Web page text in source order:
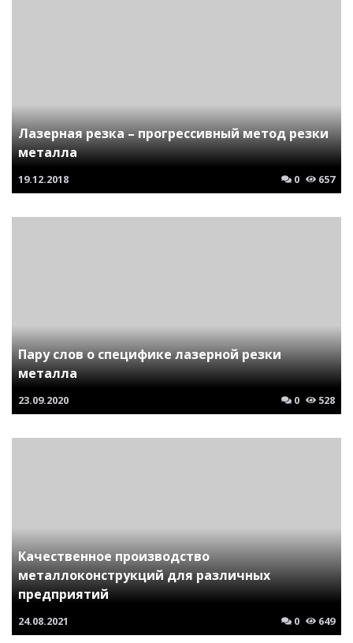
Лазерная резка – прогрессивный метод резки
металла
19.12.2018 0 657
Пару слов о специфике лазерной резки
металла
23.09.2020 0 528
Качественное производство
металлоконструкций для различных
предприятий
24.08.2021 0 649